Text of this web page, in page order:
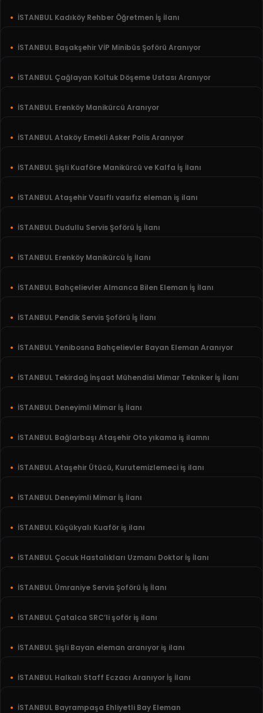
İSTANBUL Kadıköy Rehber Öğretmen İş İlanı
İSTANBUL Başakşehir VİP Minibüs Şoförü Aranıyor
İSTANBUL Çağlayan Koltuk Döşeme Ustası Aranıyor
İSTANBUL Erenköy Manikürcü Aranıyor
İSTANBUL Ataköy Emekli Asker Polis Aranıyor
İSTANBUL Şişli Kuaföre Manikürcü ve Kalfa İş İlanı
İSTANBUL Ataşehir Vasıflı vasıfız eleman iş ilanı
İSTANBUL Dudullu Servis Şoförü İş İlanı
İSTANBUL Erenköy Manikürcü İş İlanı
İSTANBUL Bahçelievler Almanca Bilen Eleman İş İlanı
İSTANBUL Pendik Servis Şoförü İş İlanı
İSTANBUL Yenibosna Bahçelievler Bayan Eleman Aranıyor
İSTANBUL Tekirdağ İnşaat Mühendisi Mimar Tekniker İş İlanı
İSTANBUL Deneyimli Mimar İş İlanı
İSTANBUL Bağlarbaşı Ataşehir Oto yıkama iş ilamnı
İSTANBUL Ataşehir Ütücü, Kurutemizlemeci iş ilanı
İSTANBUL Deneyimli Mimar İş İlanı
İSTANBUL Küçükyalı Kuaför iş ilanı
İSTANBUL Çocuk Hastalıkları Uzmanı Doktor İş İlanı
İSTANBUL Ümraniye Servis Şoförü İş İlanı
İSTANBUL Çatalca SRC’li şoför iş ilanı
İSTANBUL Şişli Bayan eleman aranıyor iş ilanı
İSTANBUL Halkalı Staff Eczacı Aranıyor İş İlanı
İSTANBUL Bayrampaşa Ehliyetli Bay Eleman